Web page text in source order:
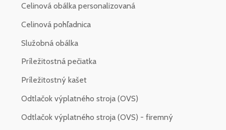
Celinová obálka personalizovaná
Celinová pohľadnica
Služobná obálka
Príležitostná pečiatka
Príležitostný kašet
Odtlačok výplatného stroja (OVS)
Odtlačok výplatného stroja (OVS) - firemný